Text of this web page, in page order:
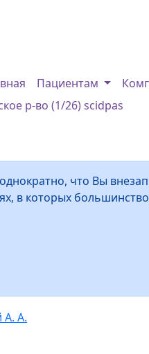
Пациентам
р-во (1/26) scidpas
что Вы
в которых